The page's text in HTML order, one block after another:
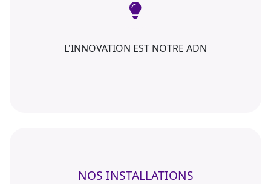
L'INNOVATION EST NOTRE ADN
NOS INSTALLATIONS